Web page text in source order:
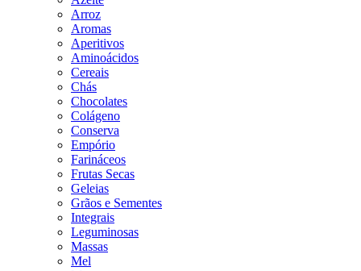
Arroz
Aromas
Aperitivos
Aminoácidos
Cereais
Chás
Chocolates
Colágeno
Conserva
Empório
Farináceos
Frutas Secas
Geleias
Grãos e Sementes
Integrais
Leguminosas
Massas
Mel